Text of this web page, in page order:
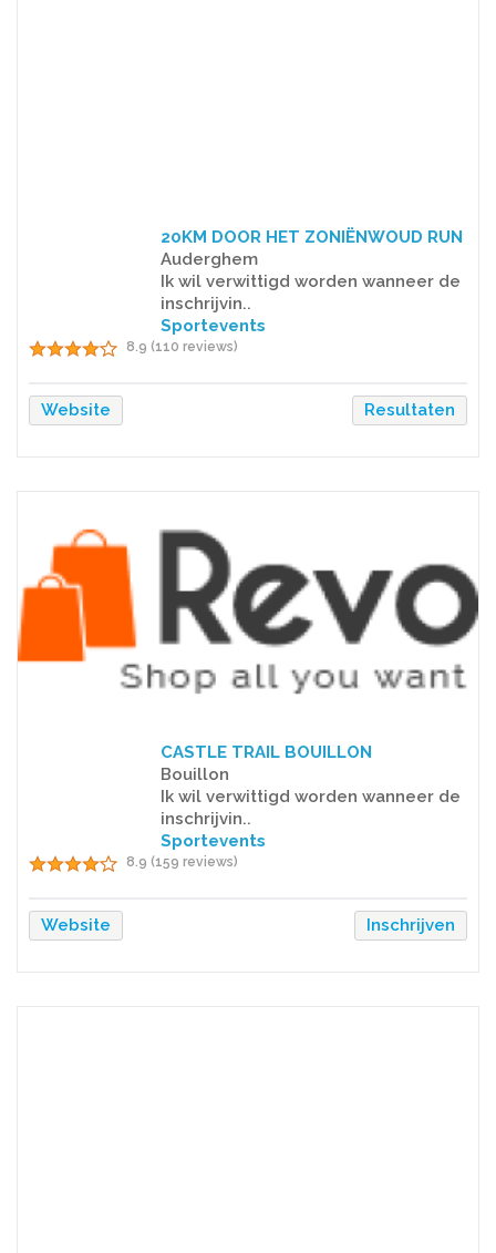
20KM DOOR HET ZONIËNWOUD RUN
Auderghem
Ik wil verwittigd worden wanneer de
inschrijvin..
Sportevents
8.9 (110 reviews)
Website Resultaten
CASTLE TRAIL BOUILLON
Bouillon
Ik wil verwittigd worden wanneer de
inschrijvin..
Sportevents
8.9 (159 reviews)
Website Inschrijven